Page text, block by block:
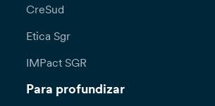
CreSud
Etica Sgr
IMPact SGR
Para profundizar